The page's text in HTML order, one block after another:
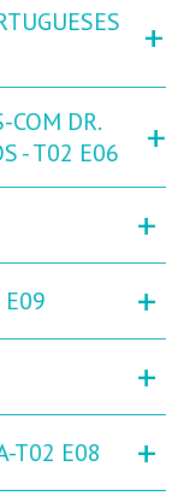
+
COM DR.
- T02 E06
+
+
E09 +
+
T02 E08 +